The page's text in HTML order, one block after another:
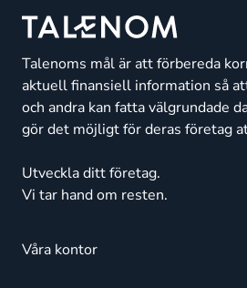
Talenoms mål är att förbereda
aktuell finansiell information så
och andra kan fatta välgrundade
gör det möjligt för deras företag
Utveckla ditt företag.
Vi tar hand om resten.
Våra kontor